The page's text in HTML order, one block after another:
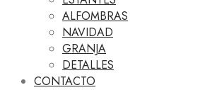
ALFOMBRAS
NAVIDAD
GRANJA
DETALLES
CONTACTO